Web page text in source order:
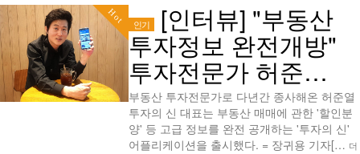
Hot
인기 [인터뷰] "부동산
투자정보 완전개방"
투자전문가 허준…
부동산 투자전문가로 다년간 종사해온 허준열
투자의 신 대표는 부동산 매매에 관한 '할인분
양' 등 고급 정보를 완전 공개하는 '투자의 신'
어플리케이션을 출시했다. = 장귀용 기자[… 더